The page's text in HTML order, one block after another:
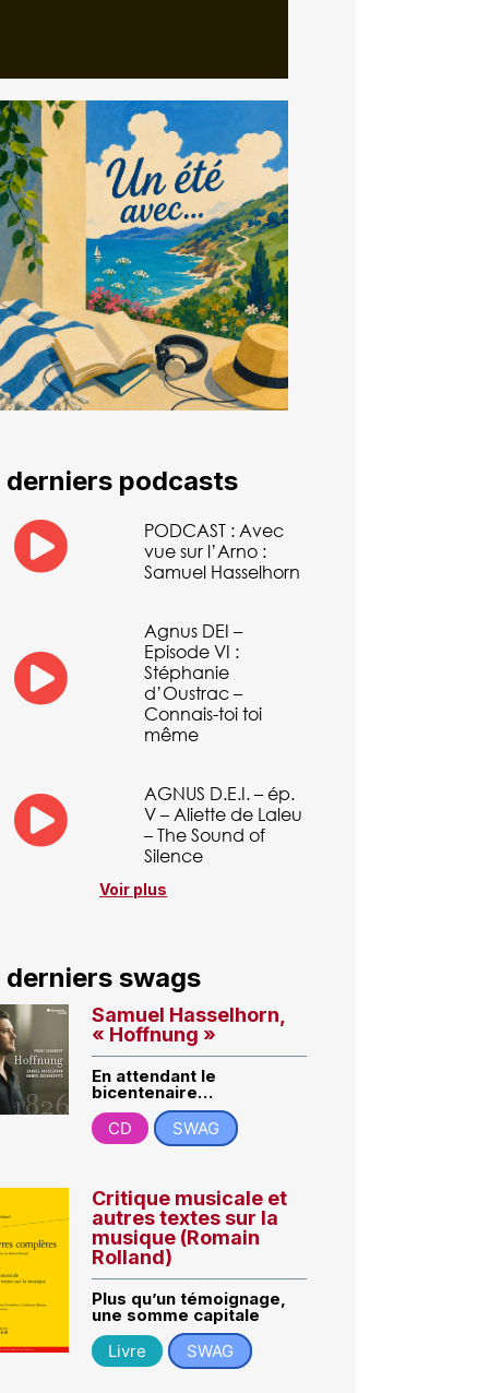
derniers podcasts
PODCAST : Avec
vue sur l’Arno :
Samuel Hasselhorn
Agnus DEI –
Episode VI :
Stéphanie
d’Oustrac –
Connais-toi toi
même
AGNUS D.E.I. – ép.
V – Aliette de Laleu
– The Sound of
Silence
Voir plus
derniers swags
Samuel Hasselhorn,
« Hoffnung »
En attendant le
bicentenaire…
CD
SWAG
Critique musicale et
autres textes sur la
musique (Romain
Rolland)
Plus qu’un témoignage,
une somme capitale
Livre
SWAG